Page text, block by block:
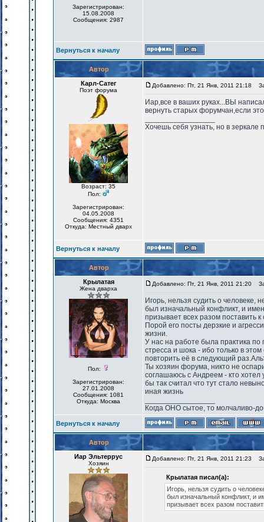
Зарегистрирован:
15.08.2008
Сообщения: 2987
Вернуться к началу
Автор
Карл-Сатег
Поэт форума
Возраст: 35
Пол:
Зарегистрирован:
04.05.2008
Сообщения: 4351
Откуда: Местный дварх
Добавлено: Пт, 21 Янв, 2011 21:18
Иар,все в ваших руках...ВЫ
вернуть старых форумчан,если
Хочешь себя узнать, но в зеркале
Вернуться к началу
Автор
Крылатая
Жена дварха
Пол:
Зарегистрирован:
27.01.2008
Сообщения: 1081
Откуда: Москва
Добавлено: Пт, 21 Янв, 2011 21:20
Игорь, нельзя судить о человеке,
был изначальный конфликт, и
призывает всех разом поставить к
Порой его посты дерзкие и
жизни.
У нас на работе была практика по
стресса и шока - ибо только в
повторить её в следующий
Ты хозяин форума, никто не
соглашаюсь с Андреем - кто
бы так считал что тут стало
иная жизнь
Когда ОНО сытое, то молчаливо-
Вернуться к началу
Автор
Иар Эльтеррус
Хозяин
Добавлено: Пт, 21 Янв, 2011 21:23
Крылатая писал(а):
Игорь, нельзя судить о
был изначальный конфликт, и
призывает всех разом